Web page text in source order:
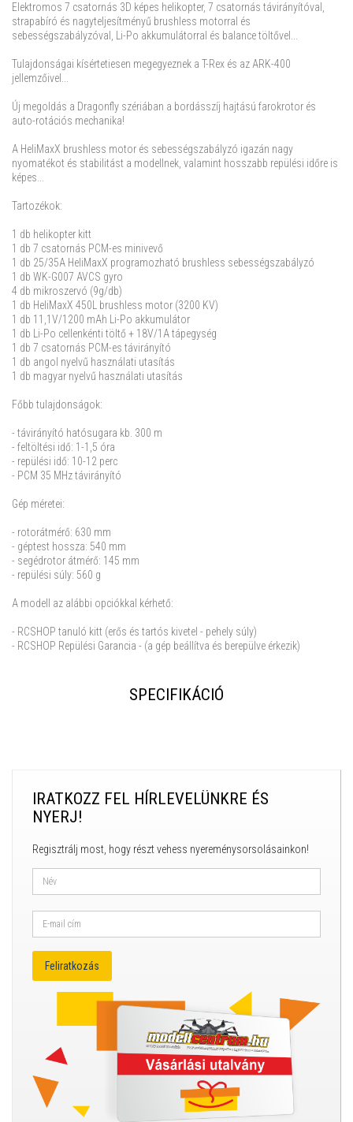
Elektromos 7 csatornás 3D képes helikopter, 7 csatornás távirányítóval,
strapabíró és nagyteljesítményű brushless motorral és
sebességszabályzóval, Li-Po akkumulátorral és balance töltővel...
Tulajdonságai kísértetiesen megegyeznek a T-Rex és az ARK-400
jellemzőivel...
Új megoldás a Dragonfly szériában a bordásszíj hajtású farokrotor és
auto-rotációs mechanika!
A HeliMaxX brushless motor és sebességszabályzó igazán nagy
nyomatékot és stabilitást a modellnek, valamint hosszabb repülési időre is
képes...
Tartozékok:
1 db helikopter kitt
1 db 7 csatornás PCM-es minivevő
1 db 25/35A HeliMaxX programozható brushless sebességszabályzó
1 db WK-G007 AVCS gyro
4 db mikroszervó (9g/db)
1 db HeliMaxX 450L brushless motor (3200 KV)
1 db 11,1V/1200 mAh Li-Po akkumulátor
1 db Li-Po cellenkénti töltő + 18V/1A tápegység
1 db 7 csatornás PCM-es távirányító
1 db angol nyelvű használati utasítás
1 db magyar nyelvű használati utasítás
Főbb tulajdonságok:
- távirányító hatósugara kb. 300 m
- feltöltési idő: 1-1,5 óra
- repülési idő: 10-12 perc
- PCM 35 MHz távirányító
Gép méretei:
- rotorátmérő: 630 mm
- géptest hossza: 540 mm
- segédrotor átmérő: 145 mm
- repülési súly: 560 g
A modell az alábbi opciókkal kérhető:
- RCSHOP tanuló kitt (erős és tartós kivetel - pehely súly)
- RCSHOP Repülési Garancia - (a gép beállítva és berepülve érkezik)
SPECIFIKÁCIÓ
IRATKOZZ FEL HÍRLEVELÜNKRE ÉS
NYERJ!
Regisztrálj most, hogy részt vehess nyereménysorsolásainkon!